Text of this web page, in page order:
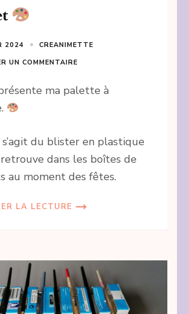
2024
CREANIMETTE
UN COMMENTAIRE
ma palette à
du blister en plastique
retrouve dans les boîtes de
au moment des fêtes.
LA LECTURE